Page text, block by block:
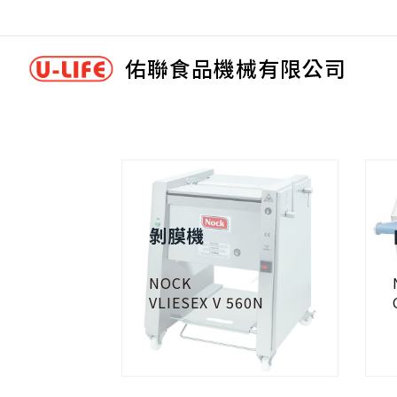
佑聯食品機械有限公司
剝膜機
NOCK
VLIESEX V 560N